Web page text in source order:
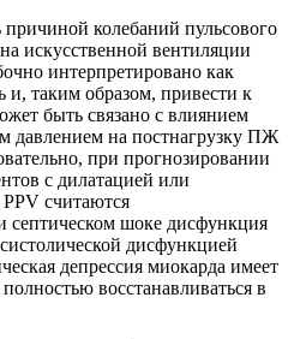
колебаний пульсового
искусственной вентиляции
интерпретировано как
и, таким образом, привести к
быть связано с влиянием
давлением на постнагрузку ПЖ
при прогнозировании
с дилатацией или
считаются
шоке дисфункция
дисфункцией
депрессия миокарда имеет
восстанавливаться в